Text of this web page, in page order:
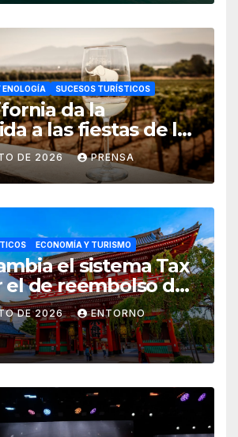
SUCESOS TURÍSTICOS
da la
a las fiestas de la
2026
DE 2026 PRENSA
ECONOMÍA Y TURISMO
el sistema Tax
el de reembolso de
desde noviembre
DE 2026 ENTORNO